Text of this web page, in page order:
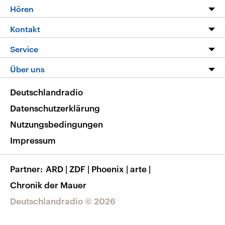
Programm
Die Nachrichten
Nachrichtenleicht
Neue Beiträge auf dlf.de
Hören
Livestream
Podcasts
Deutschlandfunk App
Nachrichten App
Frequenzen
Kontakt
Hörerservice
Service
FAQ
Veranstaltungen
Musikliste
RSS
Über uns
Barrierefreiheit
Deutschlandradio © 2026
Deutschlandradio
Datenschutzerklärung
Nutzungsbedingungen
Impressum
Partner ARD | ZDF | Phoenix | arte |
Chronik der Mauer